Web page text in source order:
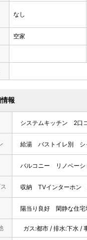
なし
空家
報
システムキッチン 2口
給湯 バストイレ別 シ
バルコニー リノベーシ
収納 TVインターホン
陽当り良好 閑静な住宅
ガス:都市 / 排水:下水 /